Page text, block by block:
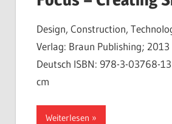
Design, Construction,
Verlag: Braun Publishing; 2013
Deutsch ISBN: 978-3-03768-
cm
Weiterlesen